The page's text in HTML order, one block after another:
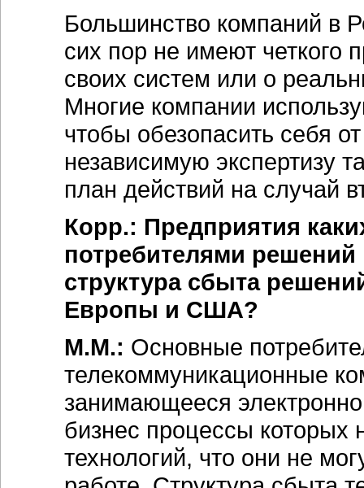
Большинство компаний в
сих пор не имеют четкого
своих систем или о
Многие компании
чтобы обезопасить себя
независимую экспертизу
план действий на случай
Корр.: Предприятия
потребителями
структура сбыта
Европы и США?
М.М.: Основные
телекоммуникационные
занимающееся
бизнес процессы которых
технологий, что они не